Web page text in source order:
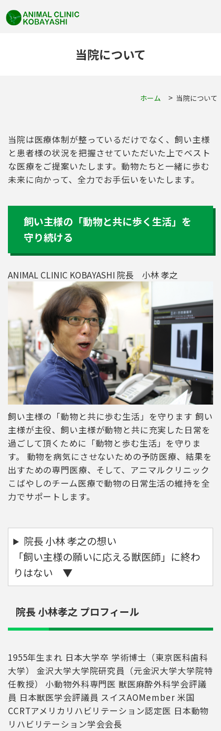
当院について
ホーム 当院について
当院は医療体制が整っているだけでなく、飼い主様
と患者様の状況を把握させていただいた上でベスト
な医療をご提案いたします。動物たちと一緒に歩む
未来に向かって、全力でお手伝いをいたします。
飼い主様の「動物と共に歩く生活」を
守り続ける
ANIMAL CLINIC KOBAYASHI 院長 小林 孝之
飼い主様の「動物と共に歩む生活」を守ります 飼い
主様が主役、飼い主様が動物と共に充実した日常を
過ごして頂くために「動物と歩む生活」を守りま
す。 動物を病気にさせないための予防医療、結果を
出すための専門医療、そして、アニマルクリニック
こばやしのチーム医療で動物の日常生活の維持を全
力でサポートします。
院長 小林 孝之の想い
「飼い主様の願いに応える獣医師」に終わ
りはない ▼
院長 小林孝之 プロフィール
1955年生まれ 日本大学卒 学術博士（東京医科歯科
大学） 金沢大学大学院研究員（元金沢大学大学院特
任教授） 小動物外科専門医 獣医麻酔外科学会評議
員 日本獣医学会評議員 スイスAOMember 米国
CCRTアメリカリハビリテーション認定医 日本動物
リハビリテーション学会会長